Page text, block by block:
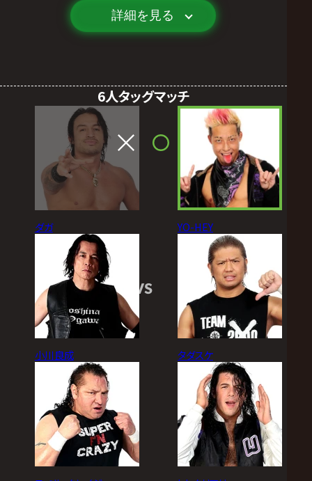
詳細を見る
6人タッグマッチ
ダガ
小川良成
VS
YO-HEY
タダスケ